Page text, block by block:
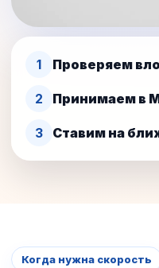
1 Проверяем
2 Принимаем в
3 Ставим на
Когда нужна скорость